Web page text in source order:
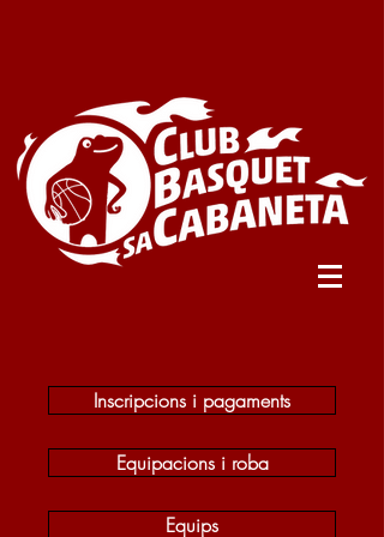
Inscripcions i pagaments
Equipacions i roba
Equips